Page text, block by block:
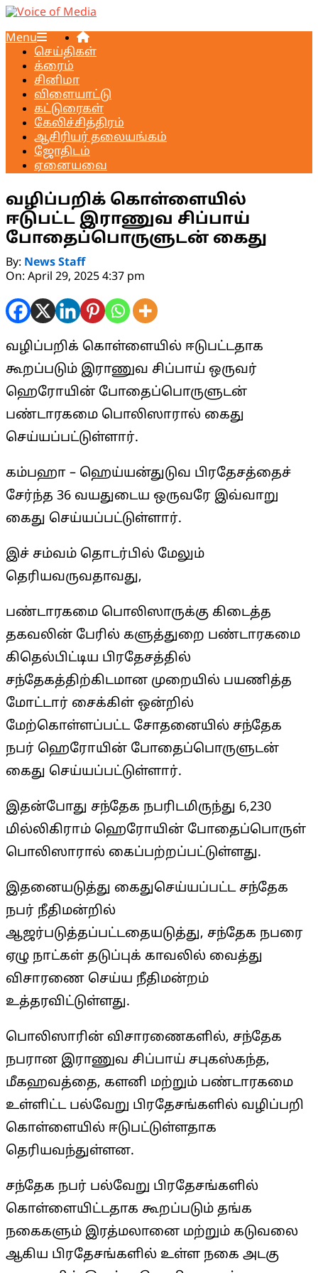
Skip
content
of
Media
Primary
Navigation
Menu
Menu
செய்திகள்
க்ரைம்
சினிமா
விளையாட்டு
கட்டுரைகள்
கேலிச்சித்திரம்
ஆசிரியர் தலையங்கம்
ஜோதிடம்
ஏனையவை
வழிப்பறிக் கொள்ளையில்
ஈடுபட்ட இராணுவ சிப்பாய்
போதைப்பொருளுடன் கைது
By: News Staff
On: April 29, 2025 4:37 pm
வழிப்பறிக் கொள்ளையில் ஈடுபட்டதாக
கூறப்படும் இராணுவ சிப்பாய் ஒருவர்
ஹெரோயின் போதைப்பொருளுடன்
பண்டாரகமை பொலிஸாரால் கைது
செய்யப்பட்டுள்ளார்.
கம்பஹா – ஹெய்யன்துடுவ பிரதேசத்தைச்
சேர்ந்த 36 வயதுடைய ஒருவரே இவ்வாறு
கைது செய்யப்பட்டுள்ளார்.
இச் சம்வம் தொடர்பில் மேலும்
தெரியவருவதாவது,
பண்டாரகமை பொலிஸாருக்கு கிடைத்த
தகவலின் பேரில் களுத்துறை பண்டாரகமை
கிதெல்பிட்டிய பிரதேசத்தில்
சந்தேகத்திற்கிடமான முறையில் பயணித்த
மோட்டார் சைக்கிள் ஒன்றில்
மேற்கொள்ளப்பட்ட சோதனையில் சந்தேக
நபர் ஹெரோயின் போதைப்பொருளுடன்
கைது செய்யப்பட்டுள்ளார்.
இதன்போது சந்தேக நபரிடமிருந்து 6,230
மில்லிகிராம் ஹெரோயின் போதைப்பொருள்
பொலிஸாரால் கைப்பற்றப்பட்டுள்ளது.
இதனையடுத்து கைதுசெய்யப்பட்ட சந்தேக
நபர் நீதிமன்றில்
ஆஜர்படுத்தப்பட்டதையடுத்து, சந்தேக நபரை
ஏழு நாட்கள் தடுப்புக் காவலில் வைத்து
விசாரணை செய்ய நீதிமன்றம்
உத்தரவிட்டுள்ளது.
பொலிஸாரின் விசாரணைகளில், சந்தேக
நபரான இராணுவ சிப்பாய் சபுகஸ்கந்த,
மீகஹவத்தை, களனி மற்றும் பண்டாரகமை
உள்ளிட்ட பல்வேறு பிரதேசங்களில் வழிப்பறி
கொள்ளையில் ஈடுபட்டுள்ளதாக
தெரியவந்துள்ளன.
சந்தேக நபர் பல்வேறு பிரதேசங்களில்
கொள்ளையிட்டதாக கூறப்படும் தங்க
நகைகளும் இரத்மலானை மற்றும் கடுவலை
ஆகிய பிரதேசங்களில் உள்ள நகை அடகு